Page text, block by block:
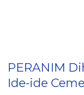
PERANIM
Ide-ide